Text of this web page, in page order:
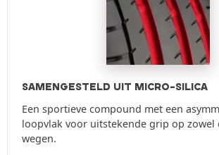
SAMENGESTELD UIT MICRO-SILICA
Een sportieve compound met een
loopvlak voor uitstekende grip op zowel
wegen.